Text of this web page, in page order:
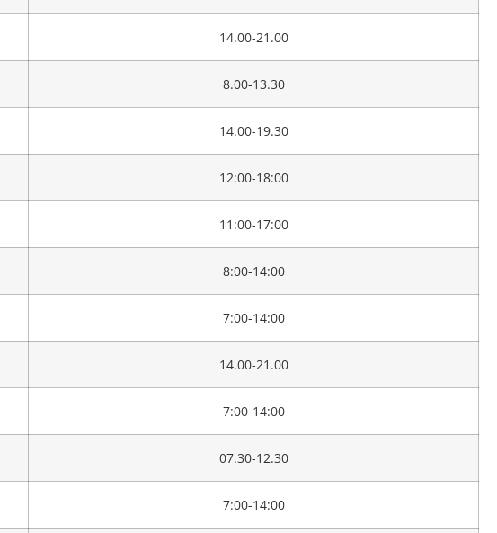
14.00-21.00
8.00-13.30
14.00-19.30
12:00-18:00
11:00-17:00
8:00-14:00
7:00-14:00
14.00-21.00
7:00-14:00
07.30-12.30
7:00-14:00